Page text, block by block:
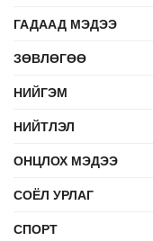
ГАДААД МЭДЭЭ
ЗӨВЛӨГӨӨ
НИЙГЭМ
НИЙТЛЭЛ
ОНЦЛОХ МЭДЭЭ
СОЁЛ УРЛАГ
СПОРТ